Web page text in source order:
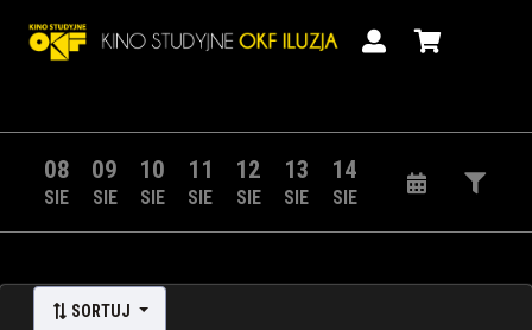
08
SIE
09
SIE
10
SIE
11
SIE
12
SIE
13
SIE
14
SIE
SORTUJ